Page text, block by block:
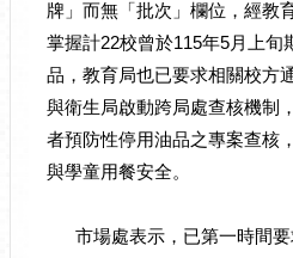
牌」而無「批次」欄位，經教
掌握計22校曾於115年5月上旬
品，教育局也已要求相關校方
與衛生局啟動跨局處查核機制
者預防性停用油品之專案查核
與學童用餐安全。
市場處表示，已第一時間要